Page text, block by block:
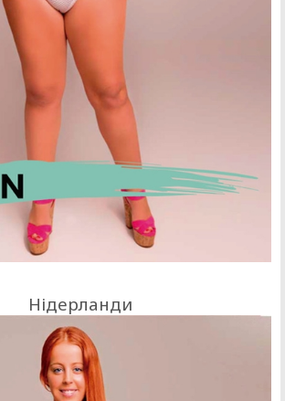
Нідерланди